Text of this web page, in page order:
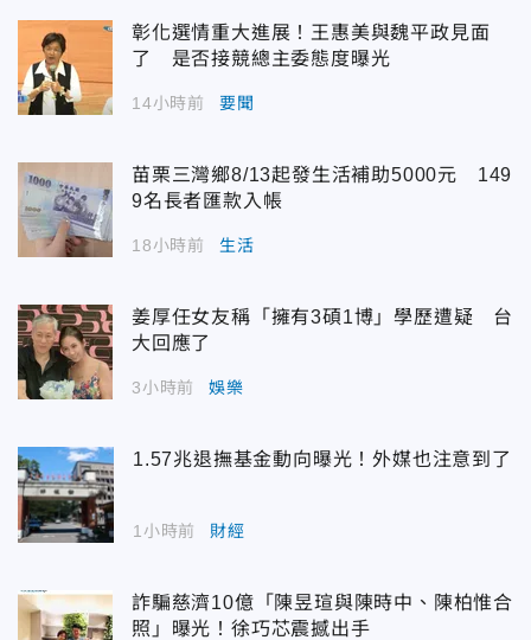
彰化選情重大進展！王惠美與魏平政見面
了 是否接競總主委態度曝光
14小時前 要聞
苗栗三灣鄉8/13起發生活補助5000元 149
9名長者匯款入帳
18小時前 生活
姜厚任女友稱「擁有3碩1博」學歷遭疑 台
大回應了
3小時前 娛樂
1.57兆退撫基金動向曝光！外媒也注意到了
1小時前 財經
詐騙慈濟10億「陳昱瑄與陳時中、陳柏惟合
照」曝光！徐巧芯震撼出手